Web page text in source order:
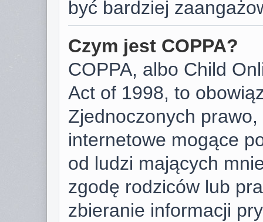
być bardziej
Czym jest COPPA?
COPPA, albo Child
Act of 1998, to
Zjednoczonych
internetowe mogące
od ludzi mających
zgodę rodziców lub
zbieranie informacji